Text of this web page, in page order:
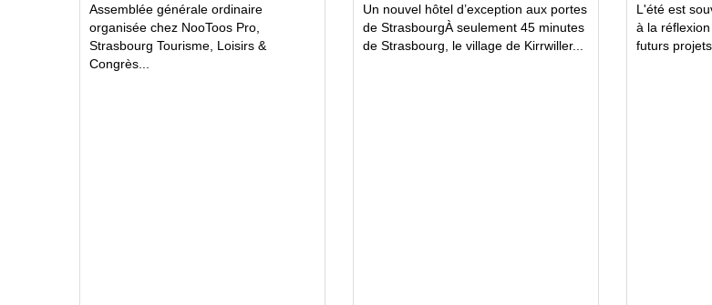
Assemblée générale ordinaire
organisée chez NooToos Pro,
Strasbourg Tourisme, Loisirs &
Congrès...
Un nouvel hôtel d’exception aux portes
de StrasbourgÀ seulement 45 minutes
de Strasbourg, le village de Kirrwiller...
L'été est
à la
futurs